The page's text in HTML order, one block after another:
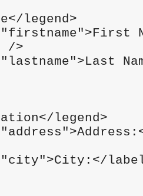
legend>
/>
legend>